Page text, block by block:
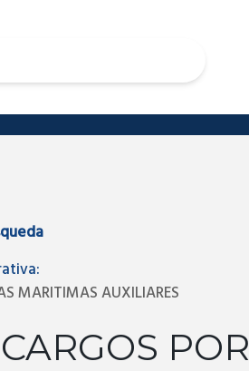
MARITIMAS AUXILIARES
POR